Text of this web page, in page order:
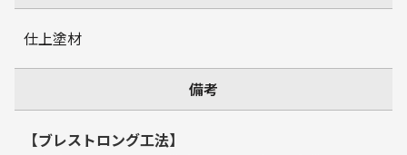
仕上塗材
備考
【ブレストロング工法】